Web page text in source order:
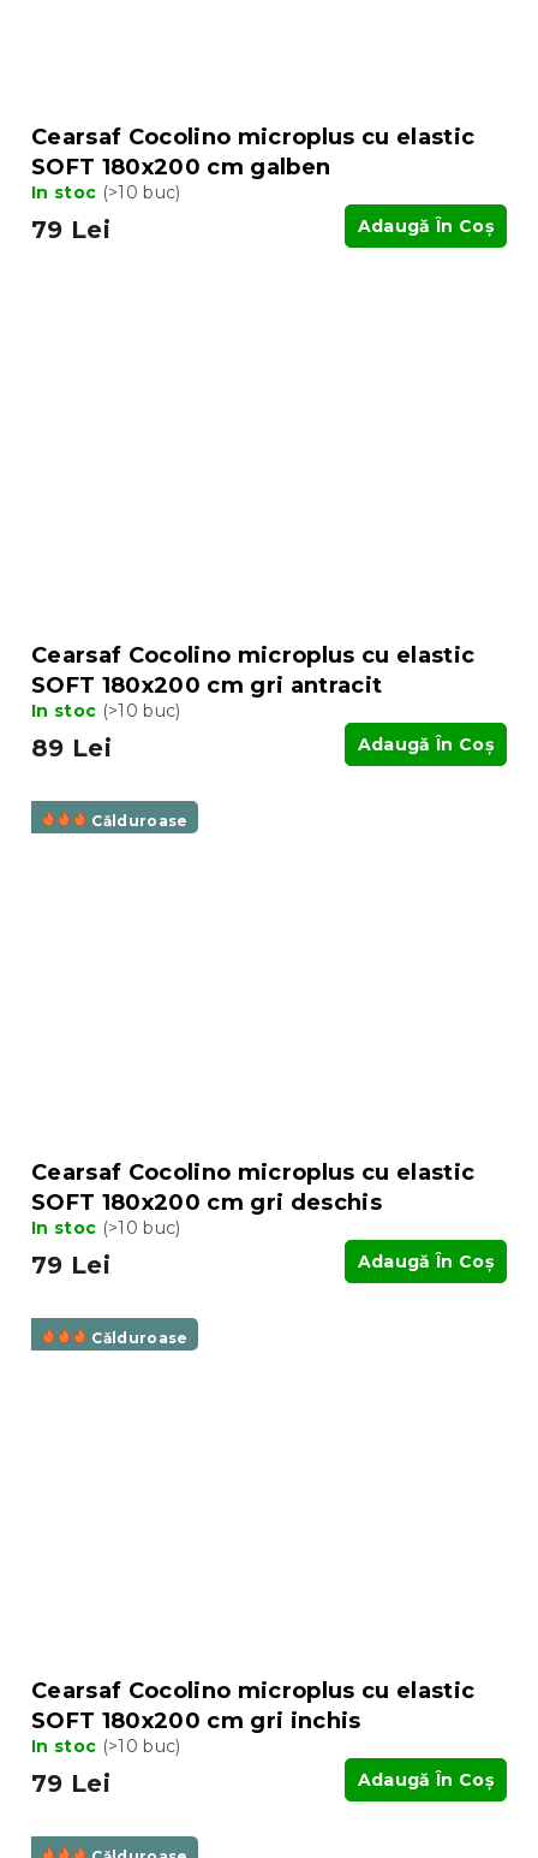
Cearsaf Cocolino microplus cu elastic
SOFT 180x200 cm galben
In stoc (>10 buc)
79 Lei Adaugă În Coş
Cearsaf Cocolino microplus cu elastic
SOFT 180x200 cm gri antracit
In stoc (>10 buc)
89 Lei Adaugă În Coş
Călduroase
Cearsaf Cocolino microplus cu elastic
SOFT 180x200 cm gri deschis
In stoc (>10 buc)
79 Lei Adaugă În Coş
Călduroase
Cearsaf Cocolino microplus cu elastic
SOFT 180x200 cm gri inchis
In stoc (>10 buc)
79 Lei Adaugă În Coş